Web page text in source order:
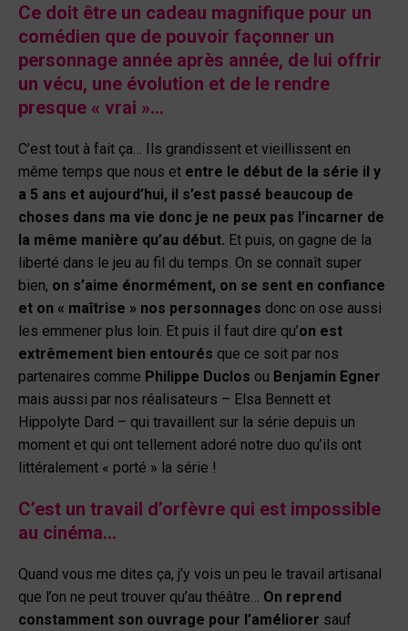
Ce doit être un cadeau magnifique pour un
comédien que de pouvoir façonner un
personnage année après année, de lui offrir
un vécu, une évolution et de le rendre
presque « vrai »…
C’est tout à fait ça… Ils grandissent et vieillissent en
même temps que nous et entre le début de la série il y
a 5 ans et aujourd’hui, il s’est passé beaucoup de
choses dans ma vie donc je ne peux pas l’incarner de
la même manière qu’au début. Et puis, on gagne de la
liberté dans le jeu au fil du temps. On se connaît super
bien, on s’aime énormément, on se sent en confiance
et on « maîtrise » nos personnages donc on ose aussi
les emmener plus loin. Et puis il faut dire qu’on est
extrêmement bien entourés que ce soit par nos
partenaires comme Philippe Duclos ou Benjamin Egner
mais aussi par nos réalisateurs – Elsa Bennett et
Hippolyte Dard – qui travaillent sur la série depuis un
moment et qui ont tellement adoré notre duo qu’ils ont
littéralement « porté » la série !
C’est un travail d’orfèvre qui est impossible
au cinéma…
Quand vous me dites ça, j’y vois un peu le travail artisanal
que l’on ne peut trouver qu’au théâtre… On reprend
constamment son ouvrage pour l’améliorer sauf